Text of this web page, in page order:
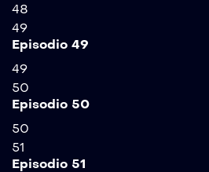
48
49
Episodio 49
49
50
Episodio 50
50
51
Episodio 51